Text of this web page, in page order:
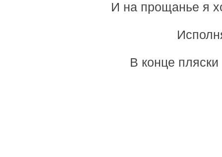
И на прощанье я
В конце